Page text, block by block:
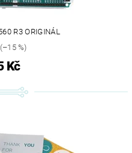
R3 ORIGINÁL
%)
Kč